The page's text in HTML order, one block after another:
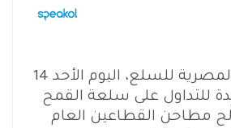
تطلق البورصة المصرية للسلع، اليوم الأحد 14
للتداول على سلعة القمح
مطاحن القطاعين العام